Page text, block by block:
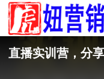
直播实训营，分